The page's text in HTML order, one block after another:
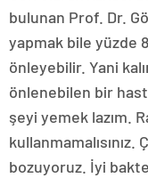
bulunan Prof. Dr.
yapmak bile yüzde
önleyebilir. Yani
önlenebilen bir
şeyi yemek lazım.
kullanmamalısınız.
bozuyoruz. İyi